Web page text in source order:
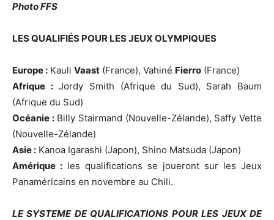
Photo FFS
LES QUALIFIÉS POUR LES JEUX OLYMPIQUES
Europe : Kauli Vaast (France), Vahiné Fierro (France)
Afrique :Jordy Smith (Afrique du Sud), Sarah Baum
(Afrique du Sud)
Océanie :Billy Stairmand (Nouvelle-Zélande), Saffy Vette
(Nouvelle-Zélande)
Asie : Kanoa Igarashi (Japon), Shino Matsuda (Japon)
Amérique : les qualifications se joueront sur les Jeux
Panaméricains en novembre au Chili.
LE SYSTEME DE QUALIFICATIONS POUR LES JEUX DE